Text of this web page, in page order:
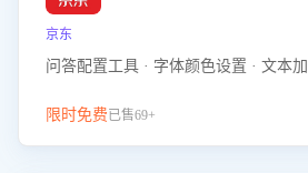
京东
问答配置工具 · 字体颜色设置 · 文本
限时免费已售69+